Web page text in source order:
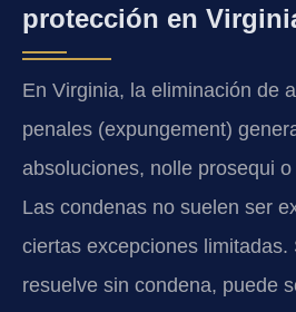
protección en
En Virginia, la eliminación de
penales (expungement)
absoluciones, nolle prosequi
Las condenas no suelen ser
ciertas excepciones limitadas.
resuelve sin condena, puede